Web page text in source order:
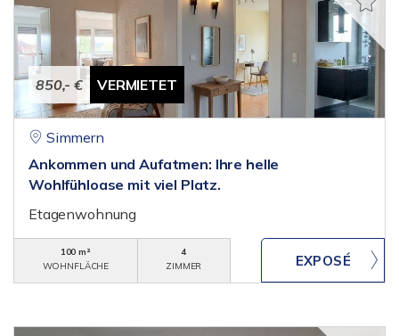
850,- € VERMIETET
Simmern
Ankommen und Aufatmen: Ihre helle
Wohlfühloase mit viel Platz.
Etagenwohnung
100 m²
WOHNFLÄCHE
4
ZIMMER